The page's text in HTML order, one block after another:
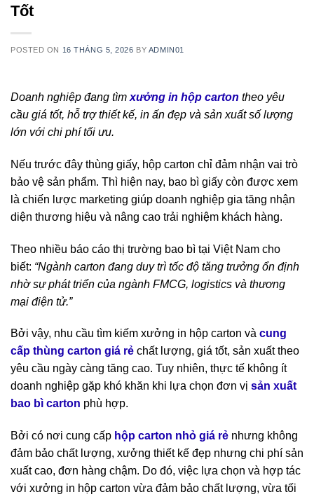
Tốt
POSTED ON 16 THÁNG 5, 2026 BY ADMIN01
Doanh nghiệp đang tìm xưởng in hộp carton theo yêu
cầu giá tốt, hỗ trợ thiết kế, in ấn đẹp và sản xuất số lượng
lớn với chi phí tối ưu.
Nếu trước đây thùng giấy, hộp carton chỉ đảm nhận vai trò
bảo vệ sản phẩm. Thì hiện nay, bao bì giấy còn được xem
là chiến lược marketing giúp doanh nghiệp gia tăng nhận
diện thương hiệu và nâng cao trải nghiệm khách hàng.
Theo nhiều báo cáo thị trường bao bì tại Việt Nam cho
biết: “Ngành carton đang duy trì tốc độ tăng trưởng ổn định
nhờ sự phát triển của ngành FMCG, logistics và thương
mại điện tử.”
Bởi vậy, nhu cầu tìm kiếm xưởng in hộp carton và cung
cấp thùng carton giá rẻ chất lượng, giá tốt, sản xuất theo
yêu cầu ngày càng tăng cao. Tuy nhiên, thực tế không ít
doanh nghiệp gặp khó khăn khi lựa chọn đơn vị sản xuất
bao bì carton phù hợp.
Bởi có nơi cung cấp hộp carton nhỏ giá rẻ nhưng không
đảm bảo chất lượng, xưởng thiết kế đẹp nhưng chi phí sản
xuất cao, đơn hàng chậm. Do đó, việc lựa chọn và hợp tác
với xưởng in hộp carton vừa đảm bảo chất lượng, vừa tối